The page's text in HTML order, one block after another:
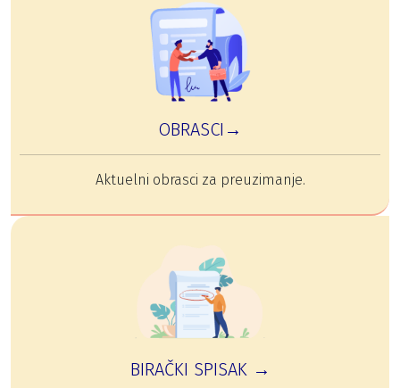
OBRASCI→
Aktuelni obrasci za preuzimanje.
BIRAČKI SPISAK →